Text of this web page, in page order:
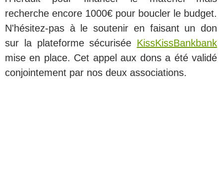
recherche encore 1000€ pour boucler le budget.
N'hésitez-pas à le soutenir en faisant un don
sur la plateforme sécurisée KissKissBankbank
mise en place. Cet appel aux dons a été validé
conjointement par nos deux associations.